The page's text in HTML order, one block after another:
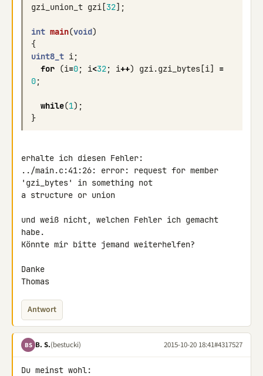
gzi_union_t gzi [32];
int main(void)
{
uint8_t i;
for (i=0; i<32; i++) gzi.gzi_bytes [i]
=
0;
while(1);
}
erhalte ich diesen Fehler:
../main.c:41:26: error: request for member
'gzi_bytes' in something not
a structure or union
und weiß nicht, welchen Fehler ich gemacht
habe.
Könnte mir bitte jemand weiterhelfen?
Danke
Thomas
Antwort
BS B. S.(bestucki) 2015-10-20 18:41#4317527
Du meinst wohl: